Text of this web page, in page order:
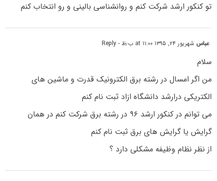
تو کنکور ارشد شرکت کنم و روانشناسی بالینی و رو انتخاب کنم
عباس شهریور ۲۴, ۱۳۹۵ at ۱۱:۰۰ ب٫ظ - Reply
سلام
من اگر امسال در رشته برق الکترونیک قدرت و ماشین های
الکتریکی درارشد دانشگاه ازاد ثبت نام کنم
می توانم در کنکور ارشد ۹۶ در رشته برق شرکت کنم در همان
گرایش یا گرایش های برق ثبت نام کنم
از نظر نظام وظیفه مشکلی دارد ؟